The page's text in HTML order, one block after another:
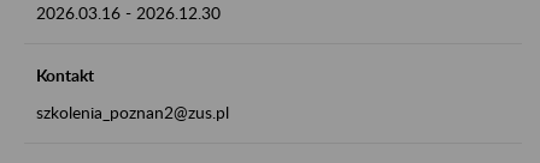
2026.03.16 - 2026.12.30
Kontakt
szkolenia_poznan2@zus.pl